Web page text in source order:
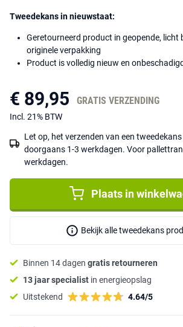
Tweedekans in nieuwstaat:
Geretourneerd product in geopende, licht
originele verpakking
Product is volledig nieuw en onbeschadigd
€ 89,95 GRATIS VERZENDING
Incl. 21% BTW
Let op, het verzenden van een
doorgaans 1-3 werkdagen. Voor
werkdagen.
Plaats in
Bekijk alle tweedekans
Binnen 14 dagen gratis retourneren
13 jaar specialist in energieopslag
Uitstekend
4.64/5